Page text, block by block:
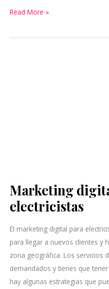
Read More »
Marketing
electricistas
El marketing digital para
para llegar a nuevos clientes y
zona geográfica. Los servicios
demandados y tienes que
hay algunas estrategias que
Marketing
digital
para
electricistas